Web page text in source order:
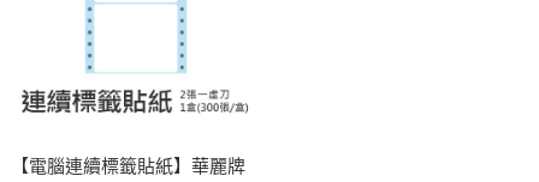
【電腦連續標籤貼紙】華麗牌